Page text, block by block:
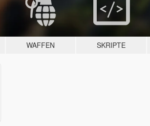
WAFFEN SKRIPTE